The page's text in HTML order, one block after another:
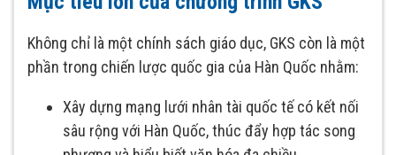
Không chỉ là một chính sách giáo dục, GKS còn là một
phần trong chiến lược quốc gia của Hàn Quốc nhằm:
Xây dựng mạng lưới nhân tài quốc tế có kết nối
sâu rộng với Hàn Quốc, thúc đẩy hợp tác song